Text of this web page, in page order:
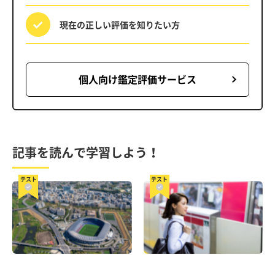
現在の正しい評価を知りたい方
個人向け鑑定評価サービス
記事を読んで学習しよう！
テスト テスト